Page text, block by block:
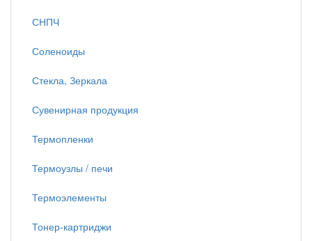
СНПЧ
Соленоиды
Стекла, Зеркала
Сувенирная продукция
Термопленки
Термоузлы / печи
Термоэлементы
Тонер-картриджи